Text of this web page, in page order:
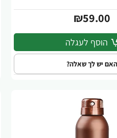
₪59.00
הוסף לעגלה
האם יש לך שאלה?